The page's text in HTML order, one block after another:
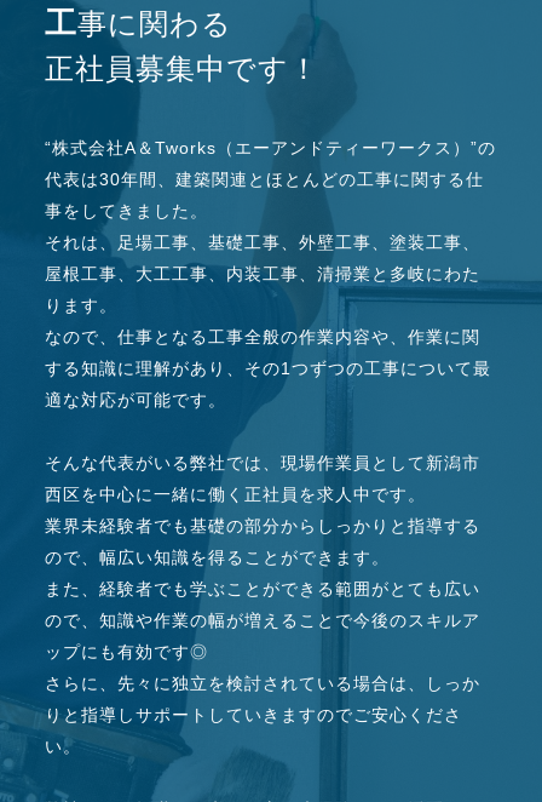
工事に関わる
正社員募集中です！
“株式会社A＆Tworks（エーアンドティーワークス）”の
代表は30年間、建築関連とほとんどの工事に関する仕
事をしてきました。
それは、足場工事、基礎工事、外壁工事、塗装工事、
屋根工事、大工工事、内装工事、清掃業と多岐にわた
ります。
なので、仕事となる工事全般の作業内容や、作業に関
する知識に理解があり、その1つずつの工事について最
適な対応が可能です。
そんな代表がいる弊社では、現場作業員として新潟市
西区を中心に一緒に働く正社員を求人中です。
業界未経験者でも基礎の部分からしっかりと指導する
ので、幅広い知識を得ることができます。
また、経験者でも学ぶことができる範囲がとても広い
ので、知識や作業の幅が増えることで今後のスキルア
ップにも有効です◎
さらに、先々に独立を検討されている場合は、しっか
りと指導しサポートしていきますのでご安心くださ
い。